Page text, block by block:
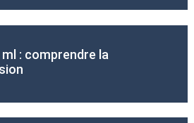
ml : comprendre la